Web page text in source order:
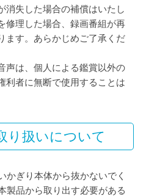
消失した場合の補償はいたし
修理した場合、録画番組が再
ます。あらかじめご了承くだ
声は、個人による鑑賞以外の
利者に無断で使用することは
り扱いについて
かぎり本体から抜かないでく
製品から取り出す必要がある